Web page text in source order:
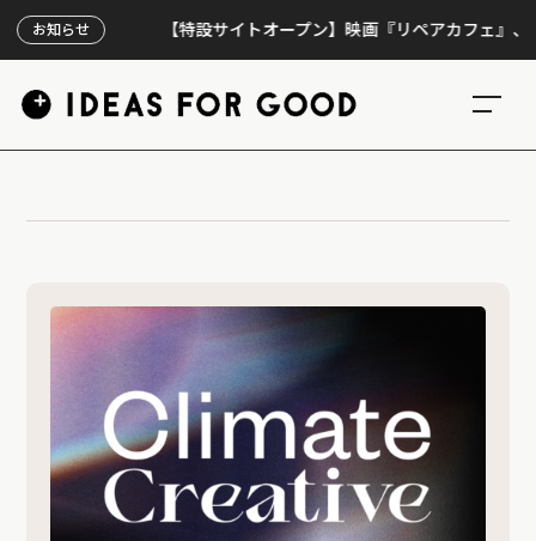
お知らせ 【特設サイトオープン】映画『リペアカフェ』、上映